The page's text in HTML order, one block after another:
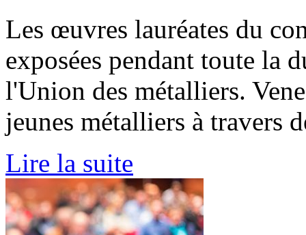
Les œuvres lauréates du
exposées pendant toute la
l'Union des métalliers.
jeunes métalliers à travers
Lire la suite